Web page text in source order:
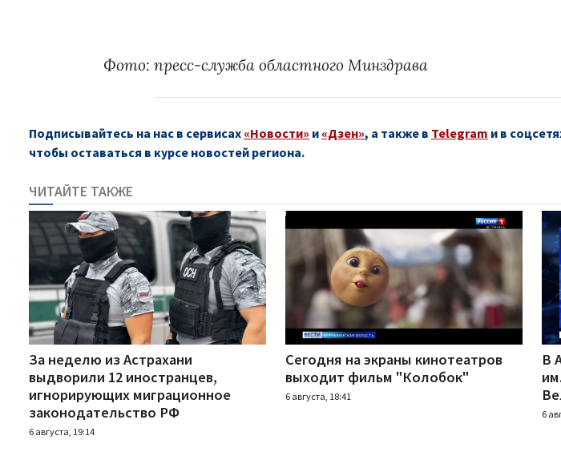
Фото: пресс-служба областного Минздрава
Подписывайтесь на нас в сервисах «Новости» и «Дзен», а также в Telegram и в
чтобы оставаться в курсе новостей региона.
ЧИТАЙТЕ ТАКЖЕ
За неделю из Астрахани
выдворили 12 иностранцев,
игнорирующих миграционное
законодательство РФ
6 августа, 19:14
Сегодня на экраны кинотеатров
выходит фильм "Колобок"
6 августа, 18:41
В
6